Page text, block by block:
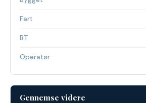
Fart
BT
Operatør
Gennemse videre